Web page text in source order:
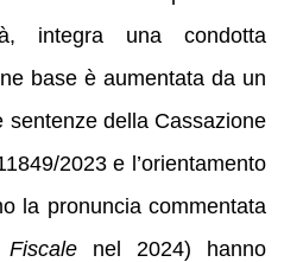
integra una condotta
base è aumentata da un
sentenze della Cassazione
2023 e l’orientamento
la pronuncia commentata
Fiscale nel 2024) hanno